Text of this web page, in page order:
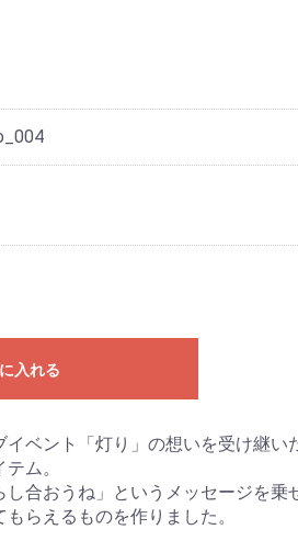
入れる
ベント「灯り」の想いを受け継い
ム。
し合おうね」というメッセージを乗
らえるものを作りました。